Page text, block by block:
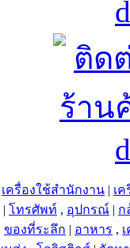
เครื่องใช้สำนักงาน | เ
| โทรศัพท์ , อุปกรณ์ | ก
ของที่ระลึก | อาหาร ,